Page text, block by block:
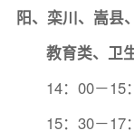
阳、栾川、嵩县
教育类、卫
14：00－15
15：30－17